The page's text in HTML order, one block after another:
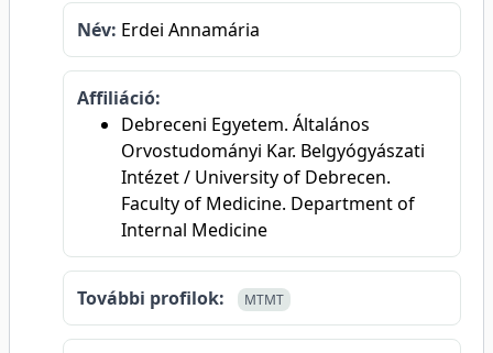
Név: Erdei Annamária
Affiliáció:
Debreceni Egyetem. Általános
Orvostudományi Kar. Belgyógyászati
Intézet / University of Debrecen.
Faculty of Medicine. Department of
Internal Medicine
További profilok: MTMT